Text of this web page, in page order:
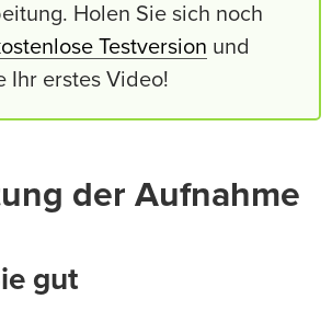
Holen Sie sich noch
Testversion und
Ihr erstes Video!
der Aufnahme
gut